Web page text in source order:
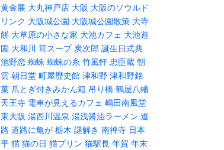
黄金展 大丸神戸店 大阪 大阪のソウルド
リンク 大阪城公園 大阪城公園散策 大寺
餅 大草原の小さな家 大池カフェ 大池遊
園 大和川 茸スープ 炭次郎 誕生日式典
池野恋 蜘蛛 蜘蛛の糸 竹風軒 忠臣蔵 朝
雲 朝日堂 町屋歴史館 津和野 津和野銘
菓 爪とぎ付きみかん箱 吊り橋 鶴屋八幡
天王寺 電車が見えるカフェ 嶋田南風堂
東大阪 湯西川温泉 湯浅醤油ラーメン 道
路 道路に亀が 栃木 謎解き 南禅寺 日本
平 猫 猫の日 猫プリン 猫駅長 年賀 年末